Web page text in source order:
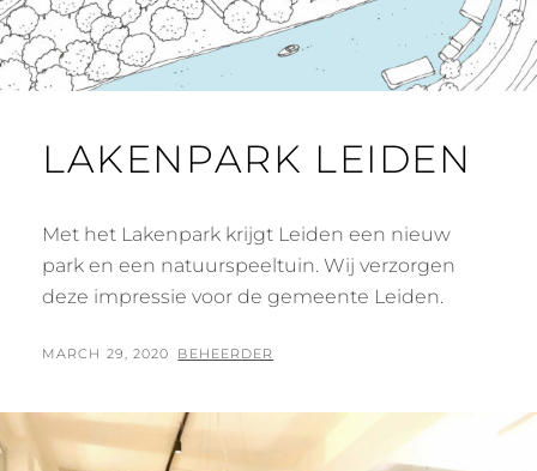
LAKENPARK LEIDEN
Met het Lakenpark krijgt Leiden een nieuw
park en een natuurspeeltuin. Wij verzorgen
deze impressie voor de gemeente Leiden.
POSTED
MARCH 29, 2020 BY
BEHEERDER